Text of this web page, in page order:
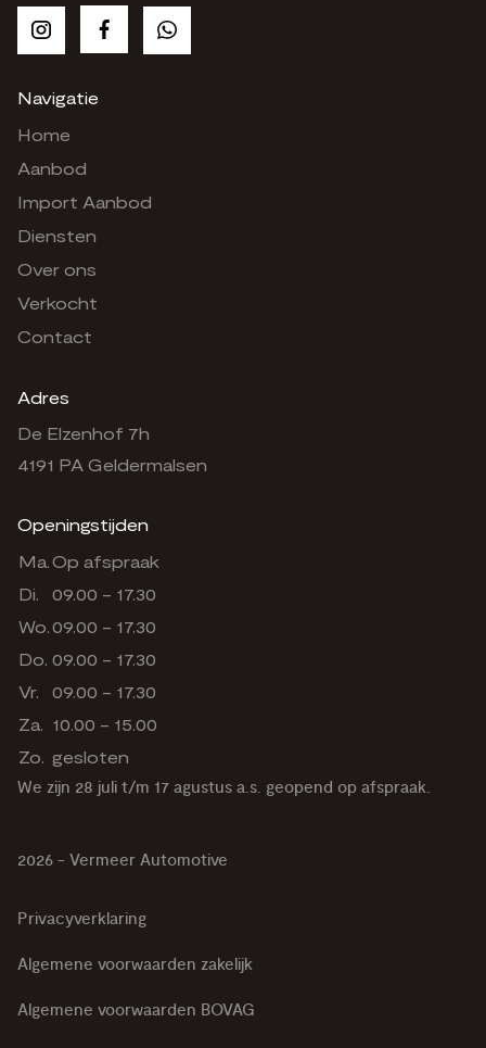
Navigatie
Home
Aanbod
Import Aanbod
Diensten
Over ons
Verkocht
Contact
Adres
De Elzenhof 7h
4191 PA Geldermalsen
Openingstijden
Ma.Op afspraak
Di.
09.00 - 17.30
Wo.09.00 - 17.30
Do. 09.00 - 17.30
Vr.
09.00 - 17.30
Za. 10.00 - 15.00
Zo. gesloten
We zijn 28 juli t/m 17 agustus a.s. geopend op afspraak.
2026 - Vermeer Automotive
Privacyverklaring
Algemene voorwaarden zakelijk
Algemene voorwaarden BOVAG